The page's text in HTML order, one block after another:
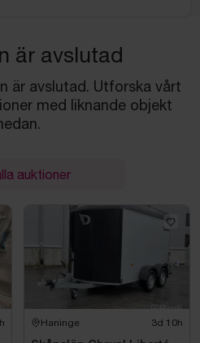
är avslutad
är avslutad. Utforska vårt
med liknande objekt
auktioner
Haninge 3d 10h